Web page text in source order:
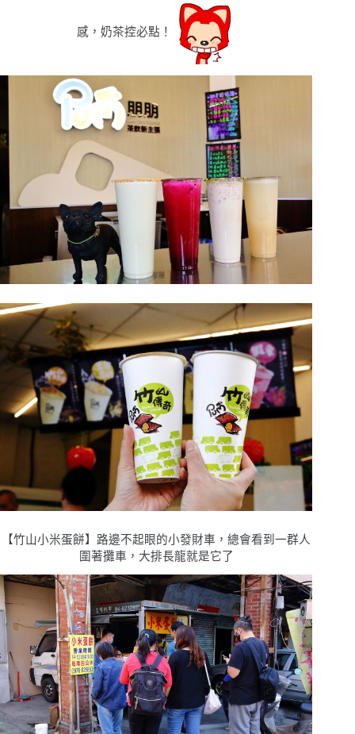
感，奶茶控必點！
【竹山小米蛋餅】路邊不起眼的小發財車，總會看到一群人
圍著攤車，大排長龍就是它了